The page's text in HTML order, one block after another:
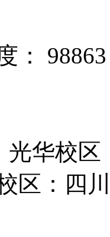
： 98863
光华校区
区：四